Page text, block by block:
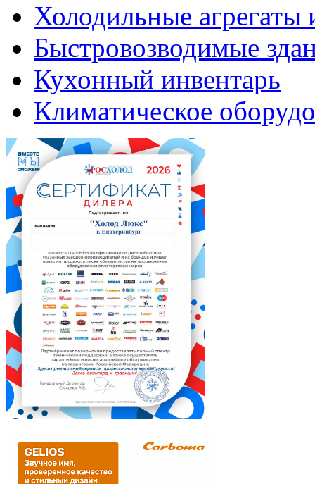
Холодильные агрегаты
Быстровозводимые
Кухонный инвентарь
Климатическое